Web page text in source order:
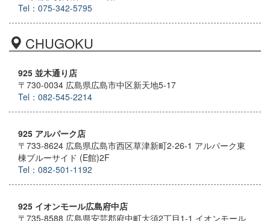
Tel：075-342-5795
CHUGOKU
925 並木通り店
〒730-0034 広島県広島市中区新天地5-17
Tel：082-545-2214
925 アルパーク店
〒733-8624 広島県広島市西区草津新町2-26-1 アルパーク東
棟ブルーサイド (E館)2F
Tel：082-501-1192
925 イオンモール広島府中店
〒735-8588 広島県安芸郡府中町大須2丁目1-1 イオンモール